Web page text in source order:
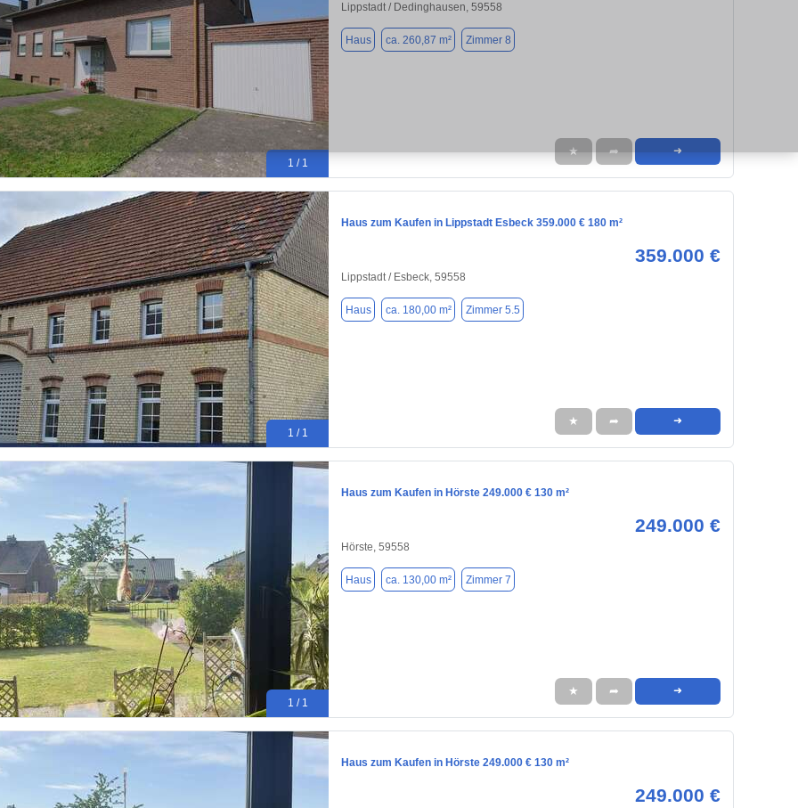
1 / 1
Lippstadt / Dedinghausen, 59558
Haus ca. 260,87 m² Zimmer 8
★ ➦ ➜
1 / 1
Haus zum Kaufen in Lippstadt Esbeck 359.000 € 180 m²
359.000 €
Lippstadt / Esbeck, 59558
Haus ca. 180,00 m² Zimmer 5.5
★ ➦ ➜
1 / 1
Haus zum Kaufen in Hörste 249.000 € 130 m²
249.000 €
Hörste, 59558
Haus ca. 130,00 m² Zimmer 7
★ ➦ ➜
Haus zum Kaufen in Hörste 249.000 € 130 m²
249.000 €